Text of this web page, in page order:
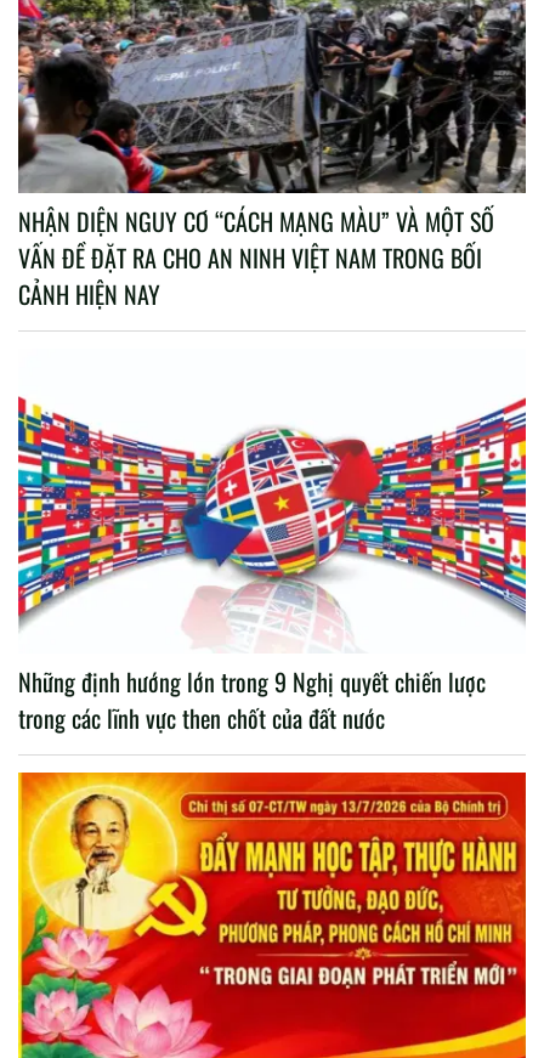
NHẬN DIỆN NGUY CƠ “CÁCH MẠNG MÀU” VÀ MỘT SỐ
VẤN ĐỀ ĐẶT RA CHO AN NINH VIỆT NAM TRONG BỐI
CẢNH HIỆN NAY
Những định hướng lớn trong 9 Nghị quyết chiến lược
trong các lĩnh vực then chốt của đất nước